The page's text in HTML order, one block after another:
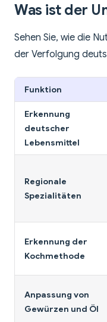
Was ist der
Sehen Sie, wie die
der Verfolgung
Funktion
Erkennung
deutscher
Lebensmittel
Regionale
Spezialitäten
Erkennung der
Kochmethode
Anpassung von
Gewürzen und Öl